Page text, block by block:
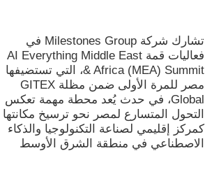
تشارك شركة Milestones Group في
فعاليات قمة AI Everything Middle East
& Africa (MEA) Summit، التي تستضيفها
مصر للمرة الأولى ضمن مظلة GITEX
Global، في حدث يُعد محطة مهمة تعكس
التحول المتسارع لمصر نحو ترسيخ مكانتها
كمركز إقليمي لصناعة التكنولوجيا والذكاء
الاصطناعي في منطقة الشرق الأوسط